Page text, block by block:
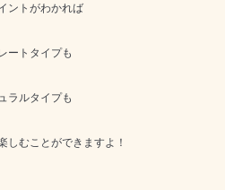
ントがわかれば
ートタイプも
ラルタイプも
しむことができますよ！